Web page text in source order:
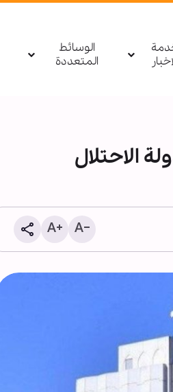
الوسائط
المتعددة
الاحتلال
مصدر يمني: أي تحرك لقوات من
السعودية باتجاه اليمن أو العكس